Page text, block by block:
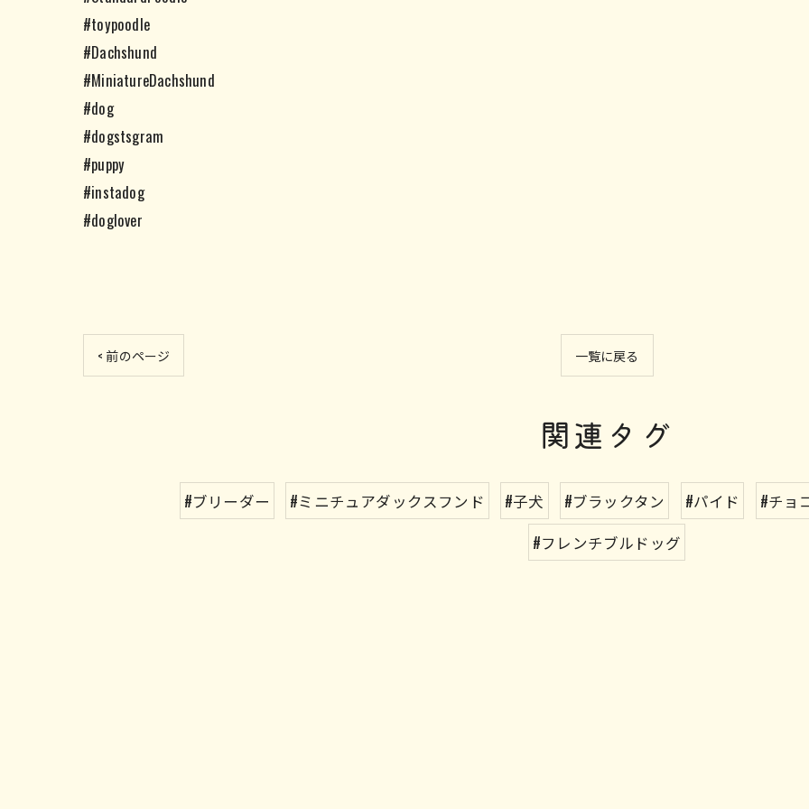
#toypoodle
#Dachshund
#MiniatureDachshund
#dog
#dogstsgram
#puppy
#instadog
#doglover
< 前のページ 一覧に戻る
関連タグ
#ブリーダー #ミニチュアダックスフンド #子犬 #ブラックタン #パイド #チョ
#フレンチブルドッグ